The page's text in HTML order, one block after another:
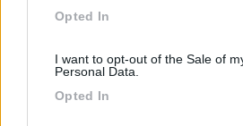
use your data for below specified
Opted In
I want to opt-out of the Sale of
Personal Data.
Opted In
Sicuro che sia un problema di cruscotto (che
potrebbe essere un guasto del commutatore